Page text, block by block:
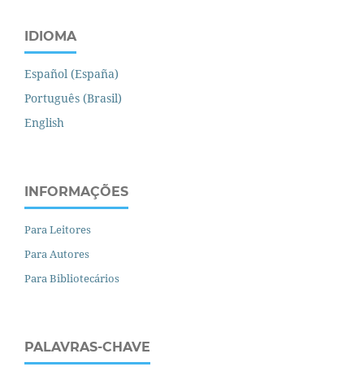
IDIOMA
Español (España)
Português (Brasil)
English
INFORMAÇÕES
Para Leitores
Para Autores
Para Bibliotecários
PALAVRAS-CHAVE